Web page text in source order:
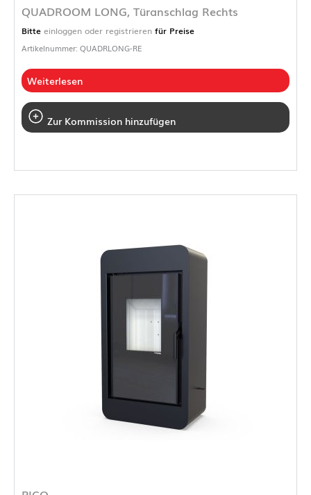
QUADROOM LONG, Türanschlag Rechts
Bitte einloggen oder registrieren für Preise
Artikelnummer: QUADRLONG-RE
Weiterlesen
Zur Kommission hinzufügen